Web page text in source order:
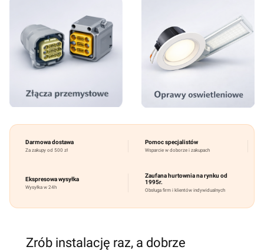
Darmowa dostawa
Za zakupy od 500 zł
Pomoc specjalistów
Wsparcie w doborze i zakupach
Ekspresowa wysyłka
Wysyłka w 24h
Zaufana hurtownia na rynku od
1995r.
Obsługa firm i klientów indywidualnych
Zrób instalację raz, a dobrze